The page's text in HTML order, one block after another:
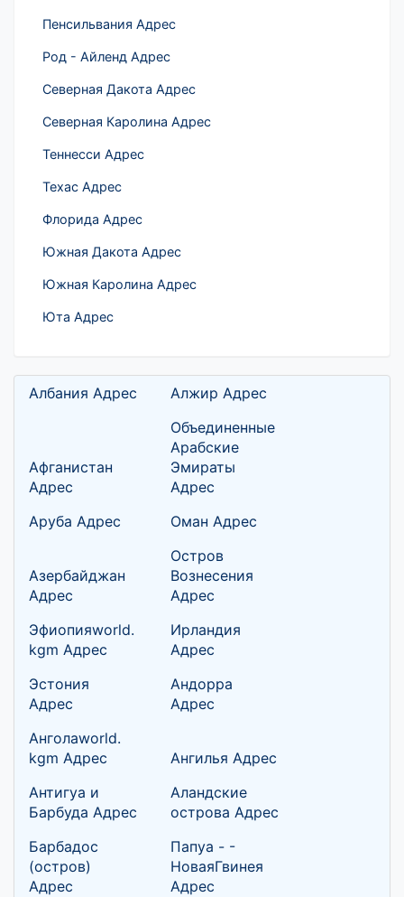
Пенсильвания Адрес
Род - Айленд Адрес
Северная Дакота Адрес
Северная Каролина Адрес
Теннесси Адрес
Техас Адрес
Флорида Адрес
Южная Дакота Адрес
Южная Каролина Адрес
Юта Адрес
Албания Адрес Алжир Адрес
Афганистан
Адрес
Объединенные
Арабские
Эмираты
Адрес
Аруба Адрес
Оман Адрес
Азербайджан
Адрес
Остров
Вознесения
Адрес
Эфиопияworld.
kgm Адрес
Ирландия
Адрес
Эстония
Адрес
Андорра
Адрес
Анголаworld.
kgm Адрес
Ангилья Адрес
Антигуа и
Барбуда Адрес
Аландские
острова Адрес
Барбадос
(остров)
Адрес
Папуа - -
НоваяГвинея
Адрес